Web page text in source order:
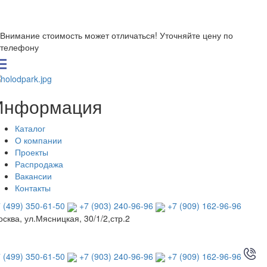
Внимание стоимость может отличаться! Уточняйте цену по
телефону
Каталог
О компании
Проекты
Распродажа
Вакансии
Контакты
(499) 350-61-50
+7 (903) 240-96-96
+7 (909) 162-96-96
ул.Мясницкая, 30/1/2,стр.2
(499) 350-61-50 +7 (903) 240-96-96 +7 (909) 162-96-96